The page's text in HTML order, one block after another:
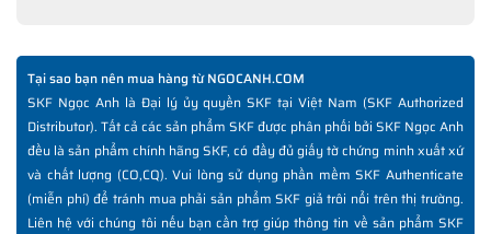
✅Chất lượng vòng bi SKF chính hãng
✅Những cách phân biệt vòng bi SKF giả bằng mắt thường
✅ SKF Authenticate, Phần mềm kiểm tra vòng bi SKF giả
Tại sao bạn nên mua hàng từ NGOCANH.COM
SKF Ngọc Anh là Đại lý ủy quyền SKF tại Việt Nam (SKF Authorized
Distributor). Tất cả các sản phẩm SKF được phân phối bởi SKF Ngọc Anh
đều là sản phẩm chính hãng SKF, có đầy đủ giấy tờ chứng minh xuất xứ
và chất lượng (CO,CQ). Vui lòng sử dụng phần mềm SKF Authenticate
(miễn phí) để tránh mua phải sản phẩm SKF giả trôi nổi trên thị trường.
Liên hệ với chúng tôi nếu bạn cần trợ giúp thông tin về sản phẩm SKF